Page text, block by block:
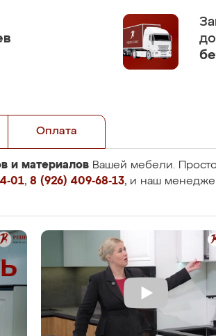
Оплата
и материалов Вашей мебели.
01, 8 (926) 409-68-13, и наш